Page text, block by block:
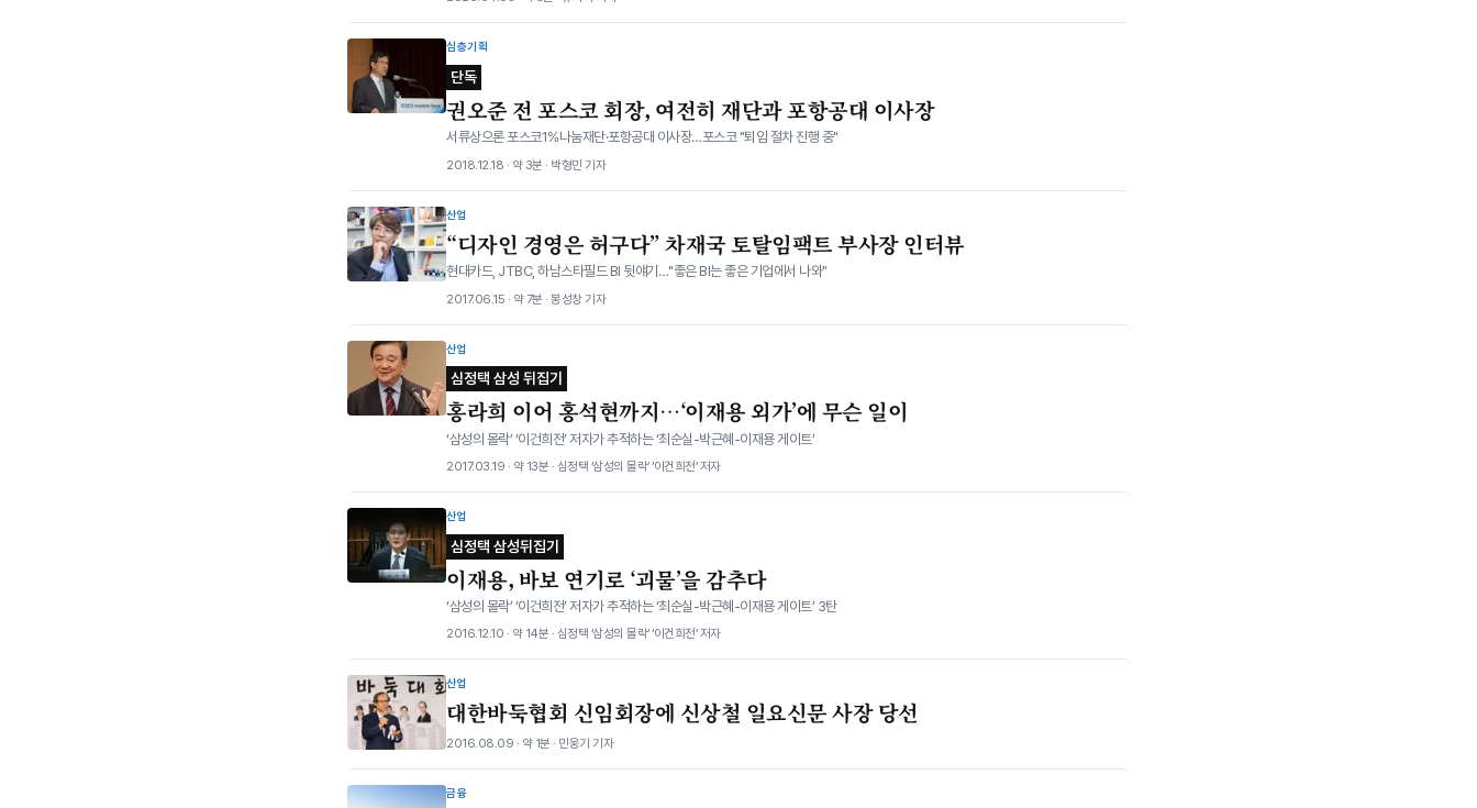
심층기획
단독
권오준 전 포스코 회장, 여전히 재단과 포항공대 이사장
서류상으론 포스코1%나눔재단·포항공대 이사장…포스코 "퇴임 절차 진행 중"
2018.12.18 · 약 3분 · 박형민 기자
산업
“디자인 경영은 허구다” 차재국 토탈임팩트 부사장 인터뷰
현대카드, JTBC, 하남스타필드 BI 뒷얘기…"좋은 BI는 좋은 기업에서 나와"
2017.06.15 · 약 7분 · 봉성창 기자
산업
심정택 삼성 뒤집기
홍라희 이어 홍석현까지…‘이재용 외가’에 무슨 일이
‘삼성의 몰락’ ‘이건희전’ 저자가 추적하는 ‘최순실-박근혜-이재용 게이트’
2017.03.19 · 약 13분 · 심정택 ‘삼성의 몰락’ ‘이건희전’ 저자
산업
심정택 삼성뒤집기
이재용, 바보 연기로 ‘괴물’을 감추다
‘삼성의 몰락’ ‘이건희전’ 저자가 추적하는 ‘최순실-박근혜-이재용 게이트’ 3탄
2016.12.10 · 약 14분 · 심정택 ‘삼성의 몰락’ ‘이건희전’ 저자
산업
대한바둑협회 신임회장에 신상철 일요신문 사장 당선
2016.08.09 · 약 1분 · 민웅기 기자
금융